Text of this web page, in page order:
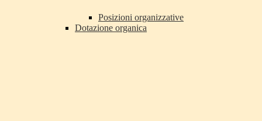
Posizioni organizzative
Dotazione organica